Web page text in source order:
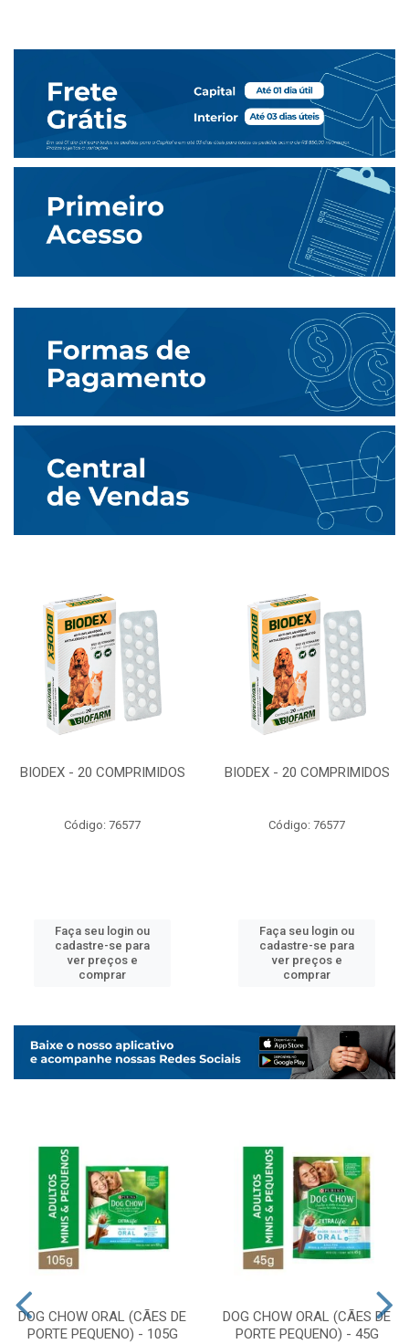
BIODEX - 20 COMPRIMIDOS
Código: 76577
Faça seu login ou
cadastre-se para
ver preços e
comprar
BIODEX - 20 COMPRIMIDOS
Código: 76577
Faça seu login ou
cadastre-se para
ver preços e
comprar
DOG CHOW ORAL (CÃES DE
PORTE PEQUENO) - 105G
DOG CHOW ORAL (CÃES DE
PORTE PEQUENO) - 45G